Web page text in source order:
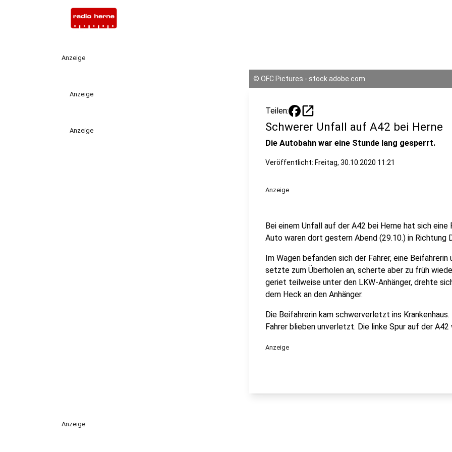
Anzeige
Anzeige
Anzeige
© OFC Pictures - stock.adobe.com
Teilen: open_in_new
Schwerer Unfall auf A42 bei Herne
Die Autobahn war eine Stunde lang gesperrt.
Veröffentlicht: Freitag, 30.10.2020 11:21
Anzeige
Bei einem Unfall auf der A42 bei Herne hat sich
Auto waren dort gestern Abend (29.10.) in Richtung
Im Wagen befanden sich der Fahrer, eine
setzte zum Überholen an, scherte aber zu früh
geriet teilweise unter den LKW-Anhänger, drehte
dem Heck an den Anhänger.
Die Beifahrerin kam schwerverletzt ins
Fahrer blieben unverletzt. Die linke Spur auf der
Anzeige
Anzeige